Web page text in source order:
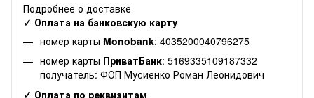
Подробнее о доставке
✓ Оплата на банковскую карту
номер карты Monobank: 4035200040796275
номер карты ПриватБанк: 5169335109187332
получатель: ФОП Мусиенко Роман Леонидович
✓ Оплата по реквизитам